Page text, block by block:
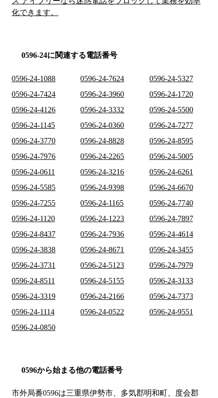
化できます。
0596-24に関連する電話番号
0596-24-1088 0596-24-7624
0596-24-5327
0596-24-7424
0596-24-3960
0596-24-1720
0596-24-4126
0596-24-3332
0596-24-5500
0596-24-1145
0596-24-0360
0596-24-7277
0596-24-3770
0596-24-8828
0596-24-8595
0596-24-7976
0596-24-2265
0596-24-5005
0596-24-0611
0596-24-3216
0596-24-6261
0596-24-5585
0596-24-9398
0596-24-6670
0596-24-7255
0596-24-1165
0596-24-7740
0596-24-1120
0596-24-1223
0596-24-7897
0596-24-8437
0596-24-7936
0596-24-4614
0596-24-3838
0596-24-8671
0596-24-3455
0596-24-3731
0596-24-5123
0596-24-7979
0596-24-8511
0596-24-5155
0596-24-3133
0596-24-3319
0596-24-2166
0596-24-7373
0596-24-1114
0596-24-0522
0596-24-9551
0596-24-0850
0596から始まる他の電話番号
市外局番0596は三重県伊勢市、多気郡明和町、度会郡